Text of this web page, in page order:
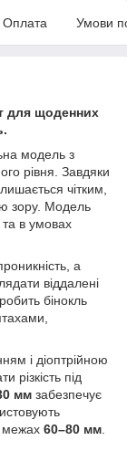
Оплата Умови
для щоденних
модель з
рівня. Завдяки
чітким,
зору. Модель
в умовах
а
віддалені
робить бінокль
і діоптрійною
різкість під
мм забезпечує
межах 60–80 мм